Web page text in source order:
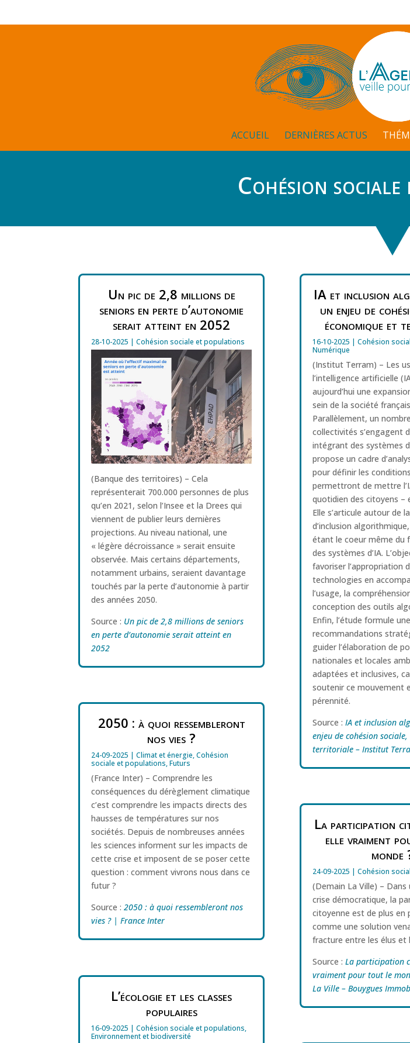
ACCUEIL DERNIÈRES ACTUS
Cohésion
Un pic de 2,8 millions de
seniors en perte d’autonomie
serait atteint en 2052
28-10-2025 |Cohésion sociale et populations
(Banque des territoires) – Cela
représenterait 700.000 personnes de plus
qu’en 2021, selon l’Insee et la Drees qui
viennent de publier leurs dernières
projections. Au niveau national, une
« légère décroissance » serait ensuite
observée. Mais certains départements,
notamment urbains, seraient davantage
touchés par la perte d’autonomie à partir
des années 2050.
Source : Un pic de 2,8 millions de seniors
en perte d’autonomie serait atteint en
2052
2050 : à quoi ressembleront
nos vies ?
24-09-2025 |Climat et énergie,Cohésion
sociale et populations,Futurs
(France Inter) – Comprendre les
conséquences du dérèglement climatique
c’est comprendre les impacts directs des
hausses de températures sur nos
sociétés. Depuis de nombreuses années
les sciences informent sur les impacts de
cette crise et imposent de se poser cette
question : comment vivrons nous dans ce
futur ?
Source :2050 : à quoi ressembleront nos
vies ? | France Inter
L’écologie et les classes
populaires
16-09-2025 |Cohésion sociale et populations,
Environnement et biodiversité
IA et inclusion
un enjeu de
économique et
16-10-2025 | Cohésion
Numérique
(Institut Terram) – Les
l’intelligence artificielle
aujourd’hui une
sein de la société
Parallèlement, un
collectivités s’engagent
intégrant des systèmes
propose un cadre
pour définir les
permettront de mettre
quotidien des citoyens –
Elle s’articule autour de
d’inclusion
étant le coeur même du
des systèmes d’IA.
favoriser l’appropriation
technologies en
l’usage, la
conception des outils
Enfin, l’étude formule
recommandations
guider l’élaboration de
nationales et locales
adaptées et inclusives,
soutenir ce mouvement
pérennité.
Source : IA et inclusion
enjeu de cohésion
territoriale – Institut
La participation
elle vraiment
monde
24-09-2025 | Cohésion
(Demain La Ville) –
crise démocratique, la
citoyenne est de plus en
comme une solution
fracture entre les élus et
Source : La participation
vraiment pour tout le
La Ville – Bouygues